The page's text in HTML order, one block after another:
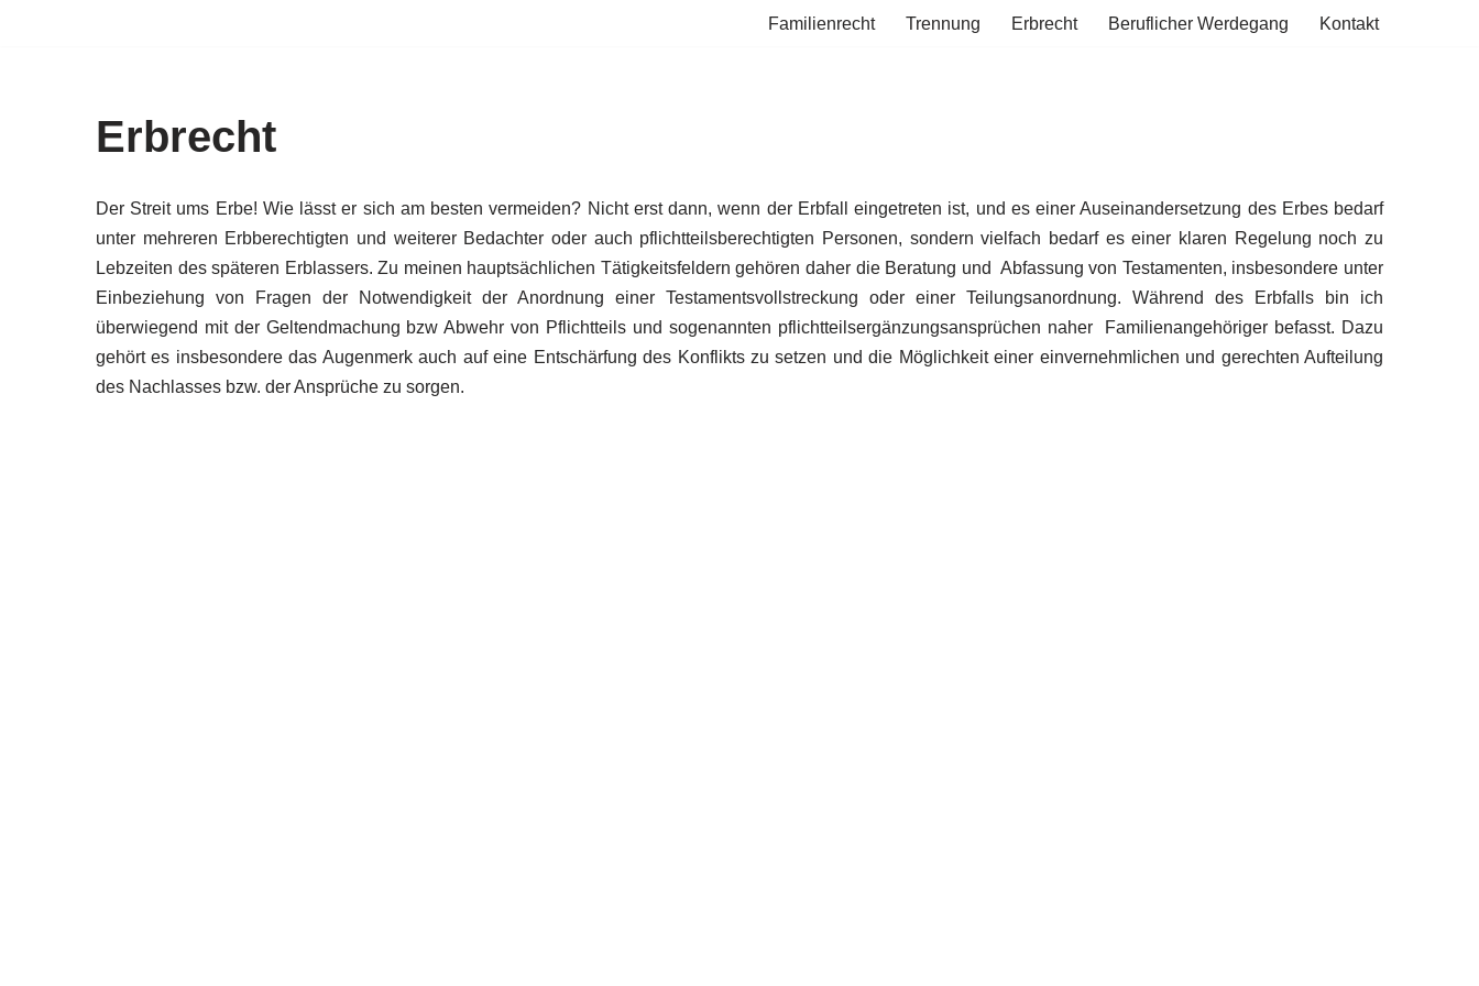
Familienrecht Trennung Erbrecht Beruflicher Werdegang Kontakt
Erbrecht
Der Streit ums Erbe! Wie lässt er sich am besten vermeiden? Nicht erst dann, wenn der Erbfall eingetreten ist, und es einer Auseinandersetzung des Erbes bedarf
unter mehreren Erbberechtigten und weiterer Bedachter oder auch pflichtteilsberechtigten Personen, sondern vielfach bedarf es einer klaren Regelung noch zu
Lebzeiten des späteren Erblassers. Zu meinen hauptsächlichen Tätigkeitsfeldern gehören daher die Beratung und Abfassung von Testamenten, insbesondere unter
Einbeziehung von Fragen der Notwendigkeit der Anordnung einer Testamentsvollstreckung oder einer Teilungsanordnung. Während des Erbfalls bin ich
überwiegend mit der Geltendmachung bzw Abwehr von Pflichtteils und sogenannten pflichtteilsergänzungsansprüchen naher Familienangehöriger befasst. Dazu
gehört es insbesondere das Augenmerk auch auf eine Entschärfung des Konflikts zu setzen und die Möglichkeit einer einvernehmlichen und gerechten Aufteilung
des Nachlasses bzw. der Ansprüche zu sorgen.